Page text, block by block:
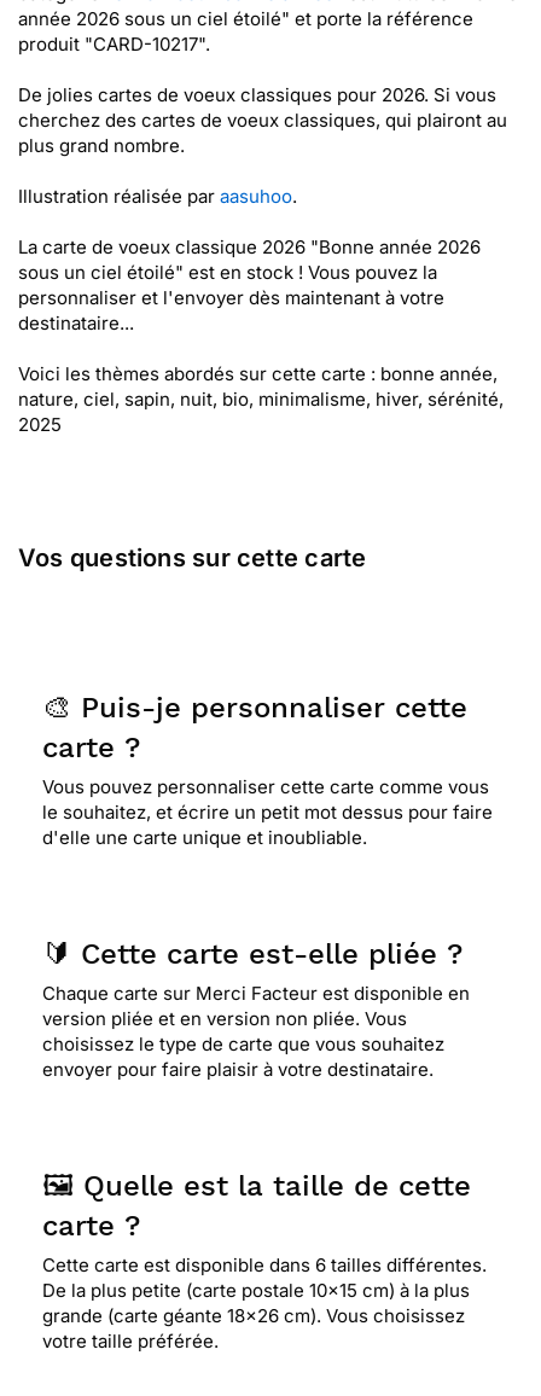
année 2026 sous un ciel étoilé" et porte la référence
produit "CARD-10217".
De jolies cartes de voeux classiques pour 2026. Si vous
cherchez des cartes de voeux classiques, qui plairont au
plus grand nombre.
Illustration réalisée par aasuhoo.
La carte de voeux classique 2026 "Bonne année 2026
sous un ciel étoilé" est en stock ! Vous pouvez la
personnaliser et l'envoyer dès maintenant à votre
destinataire...
Voici les thèmes abordés sur cette carte : bonne année,
nature, ciel, sapin, nuit, bio, minimalisme, hiver, sérénité,
2025
Vos questions sur cette carte
🎨 Puis-je personnaliser cette
carte ?
Vous pouvez personnaliser cette carte comme vous
le souhaitez, et écrire un petit mot dessus pour faire
d'elle une carte unique et inoubliable.
🔰 Cette carte est-elle pliée ?
Chaque carte sur Merci Facteur est disponible en
version pliée et en version non pliée. Vous
choisissez le type de carte que vous souhaitez
envoyer pour faire plaisir à votre destinataire.
🖼️ Quelle est la taille de cette
carte ?
Cette carte est disponible dans 6 tailles différentes.
De la plus petite (carte postale 10x15 cm) à la plus
grande (carte géante 18x26 cm). Vous choisissez
votre taille préférée.